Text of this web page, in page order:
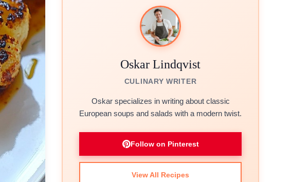
Oskar Lindqvist
CULINARY WRITER
Oskar specializes in writing about classic
European soups and salads with a modern twist.
Follow on Pinterest
View All Recipes